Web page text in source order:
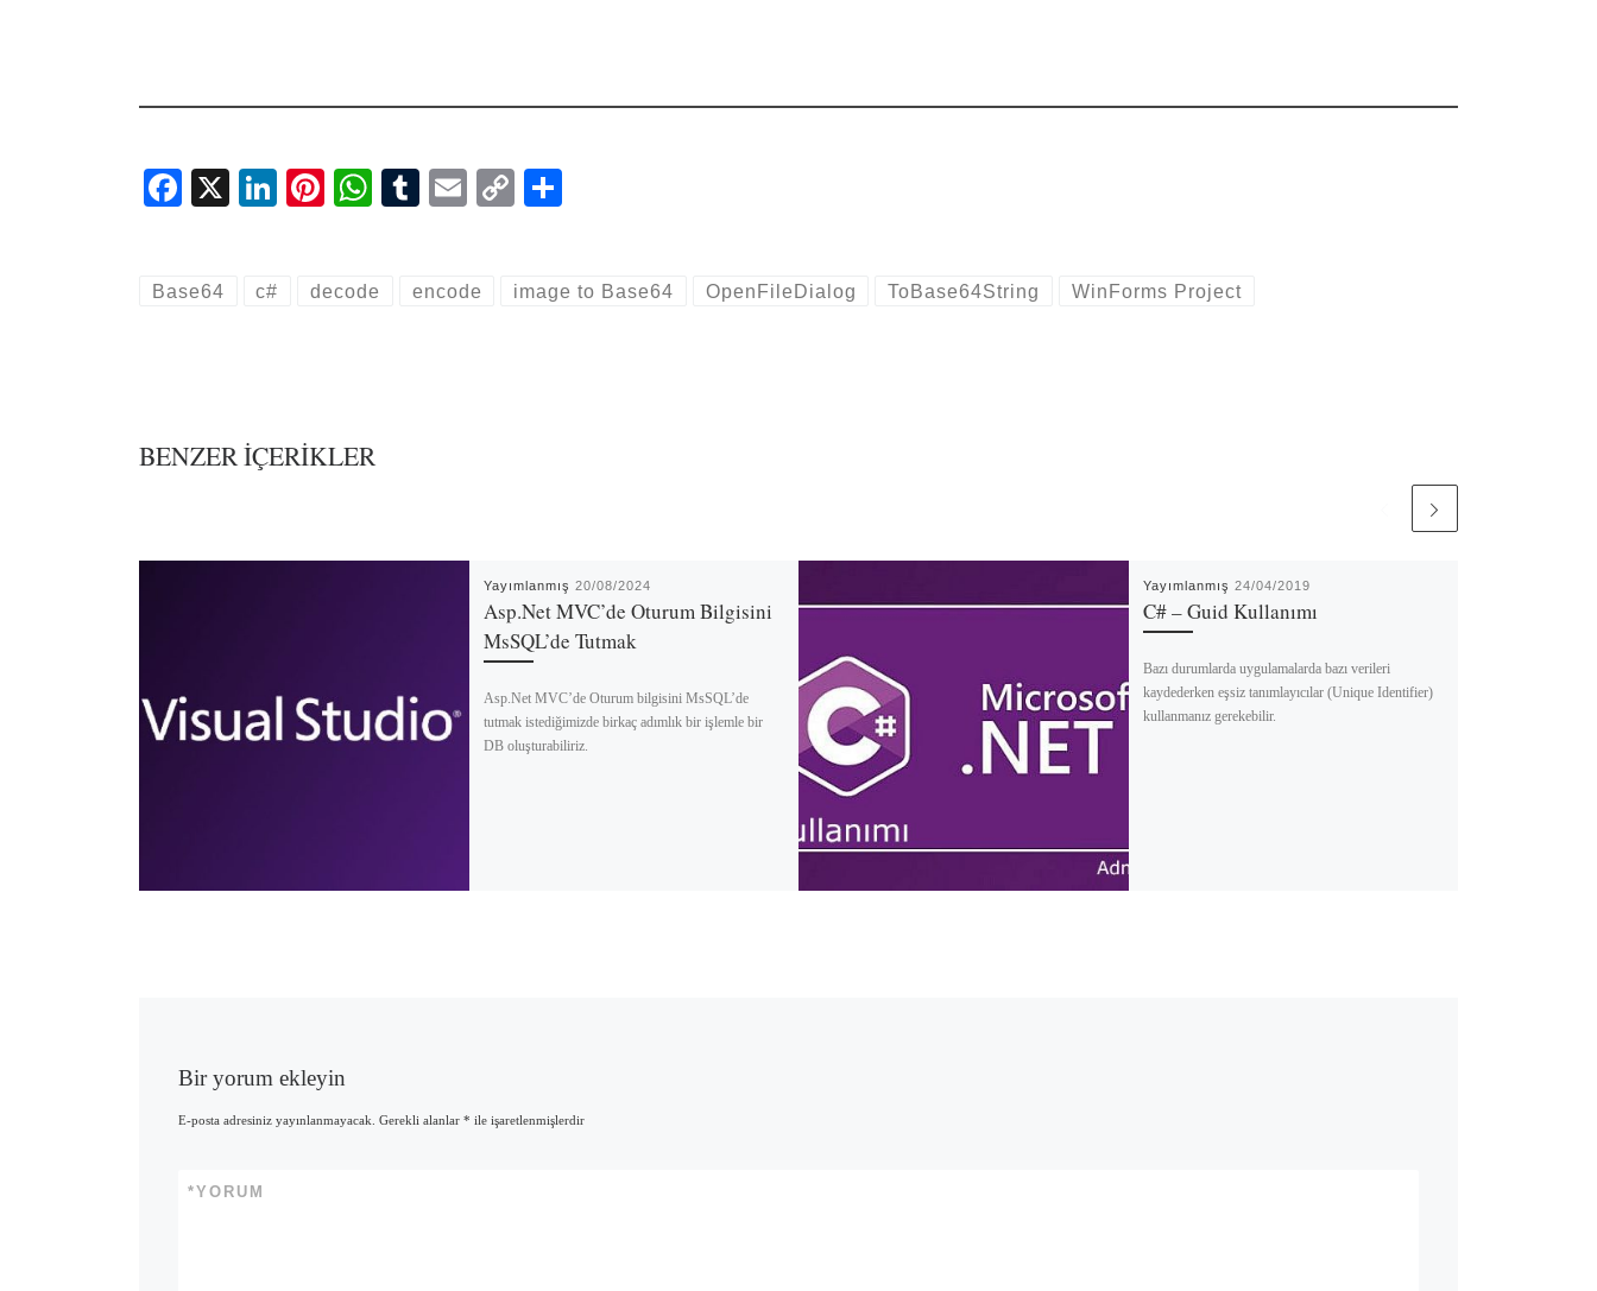
Fa
ok
X
Li
Pi
es
W
A
T
bl
E
C
Li
Base64 c# decode encode image to Base64 OpenFileDialog ToBase64String WinForms Project
BENZER IÇERIKLER
Yayımlanmış 20/08/2024
Asp.Net MVC’de Oturum Bilgisini
MsSQL’de Tutmak
Asp.Net MVC’de Oturum bilgisini MsSQL’de
tutmak istediğimizde birkaç adımlık bir işlemle bir
DB oluşturabiliriz.
Yayımlanmış 24/04/2019
C# – Guid Kullanımı
Bazı durumlarda uygulamalarda bazı verileri
kaydederken eşsiz tanımlayıcılar (Unique Identifier)
kullanmanız gerekebilir.
Bir yorum ekleyin
E-posta adresiniz yayınlanmayacak. Gerekli alanlar * ile işaretlenmişlerdir
YORUM
*